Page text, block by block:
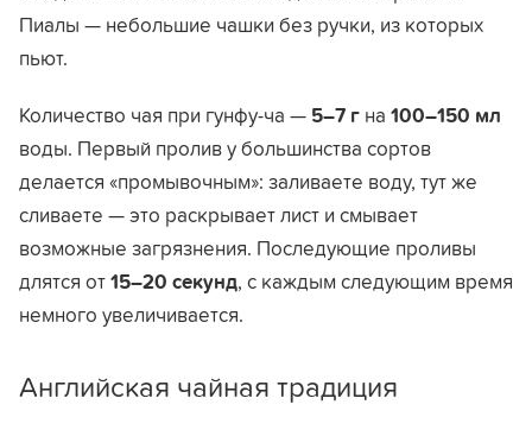
Пиалы — небольшие чашки без ручки, из которых
пьют.
Количество чая при гунфу-ча — 5–7 г на 100–150 мл
воды. Первый пролив у большинства сортов
делается «промывочным»: заливаете воду, тут же
сливаете — это раскрывает лист и смывает
возможные загрязнения. Последующие проливы
длятся от 15–20 секунд, с каждым следующим время
немного увеличивается.
Английская чайная традиция